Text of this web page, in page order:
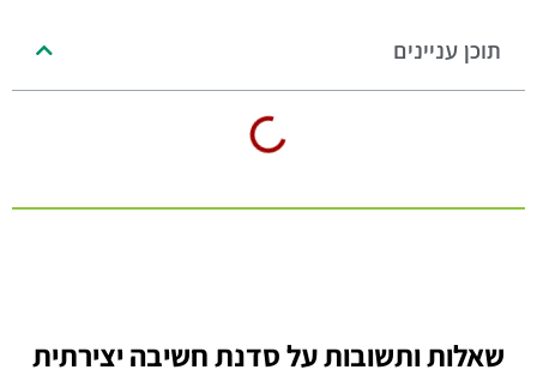
תוכן עניינים
שאלות ותשובות על סדנת חשיבה יצירתית